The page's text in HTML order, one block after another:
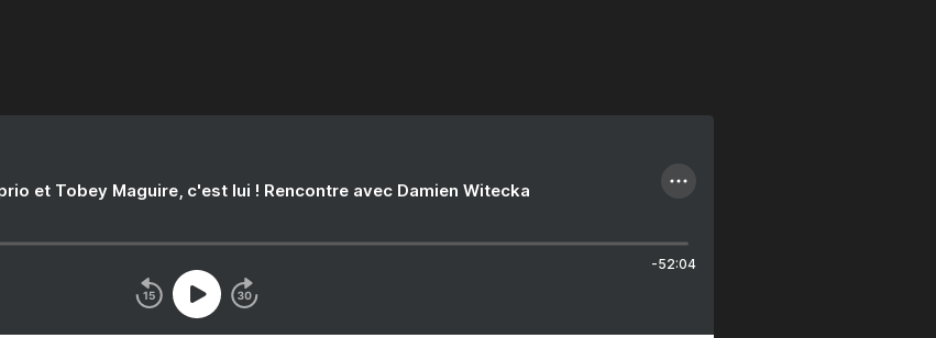
et Tobey Maguire, c'est lui ! Rencontre avec Damien Witecka
-52:04